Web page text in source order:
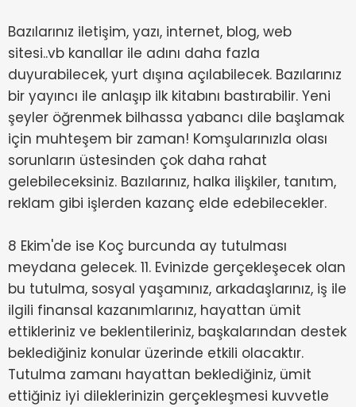
Bazılarınız iletişim, yazı, internet, blog, web
sitesi..vb kanallar ile adını daha fazla
duyurabilecek, yurt dışına açılabilecek. Bazılarınız
bir yayıncı ile anlaşıp ilk kitabını bastırabilir. Yeni
şeyler öğrenmek bilhassa yabancı dile başlamak
için muhteşem bir zaman! Komşularınızla olası
sorunların üstesinden çok daha rahat
gelebileceksiniz. Bazılarınız, halka ilişkiler, tanıtım,
reklam gibi işlerden kazanç elde edebilecekler.
8 Ekim'de ise Koç burcunda ay tutulması
meydana gelecek. 11. Evinizde gerçekleşecek olan
bu tutulma, sosyal yaşamınız, arkadaşlarınız, iş ile
ilgili finansal kazanımlarınız, hayattan ümit
ettikleriniz ve beklentileriniz, başkalarından destek
beklediğiniz konular üzerinde etkili olacaktır.
Tutulma zamanı hayattan beklediğiniz, ümit
ettiğiniz iyi dileklerinizin gerçekleşmesi kuvvetle